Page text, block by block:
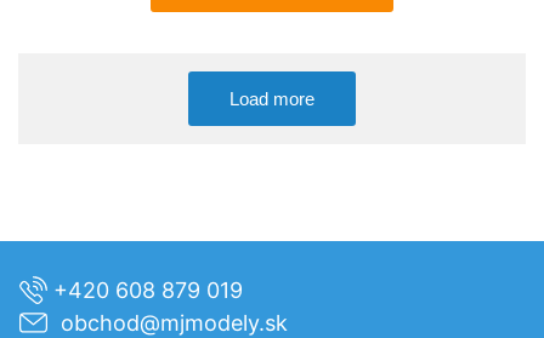
Load more
+420 608 879 019
obchod@mjmodely.sk